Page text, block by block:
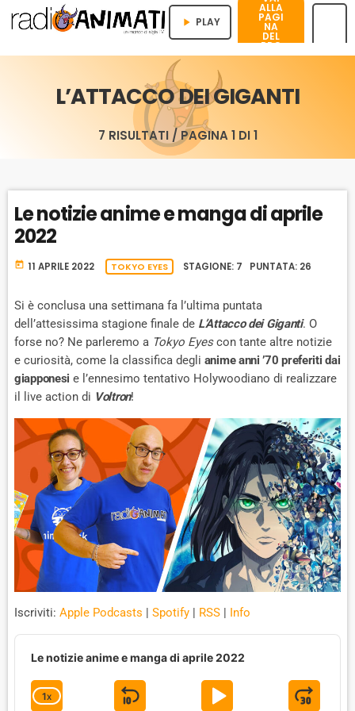
play_arrow PLAY
ALLA
PAGI
NA
DEL
PRO
GRA
L’ATTACCO DEI GIGANTI
7 RISULTATI / PAGINA 1 DI 1
Le notizie anime e manga di aprile
2022
today 11 APRILE 2022 TOKYO EYES STAGIONE: 7 PUNTATA: 26
Si è conclusa una settimana fa l’ultima puntata
dell’attesissima stagione finale de L’Attacco dei Giganti. O
forse no? Ne parleremo a Tokyo Eyescon tante altre notizie
e curiosità, come la classifica degli anime anni ’70 preferiti dai
giapponesi e l’ennesimo tentativo Holywoodiano di realizzare
il live action di Voltron!
Iscriviti: Apple Podcasts | Spotify | RSS | Info
A
Le notizie anime e manga di aprile 2022
C
1X